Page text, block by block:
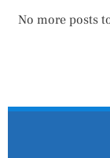
No more posts